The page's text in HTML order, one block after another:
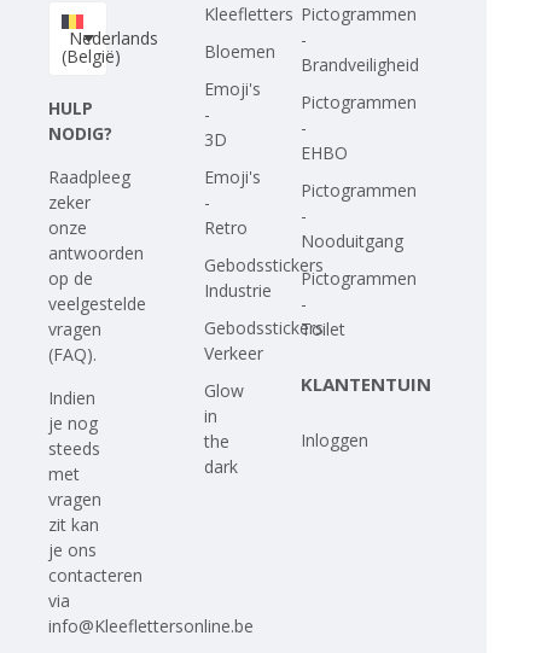
Nederlands
(België)
HULP
NODIG?
Raadpleeg
zeker
onze
antwoorden
op de
veelgestelde
vragen
(FAQ).
Indien
je nog
steeds
met
vragen
zit kan
je ons
contacteren
via
info@Kleeflettersonline.be
Kleefletters
Bloemen
Emoji's
-
3D
Emoji's
-
Retro
Gebodsstickers
Industrie
Gebodsstickers
Verkeer
Glow
in
the
dark
Pictogrammen
-
Brandveiligheid
Pictogrammen
-
EHBO
Pictogrammen
-
Nooduitgang
Pictogrammen
-
Toilet
KLANTENTUIN
Inloggen